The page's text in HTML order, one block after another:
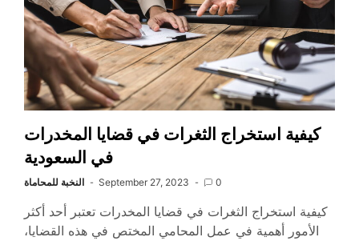
كيفية استخراج الثغرات في قضايا المخدرات
في السعودية
النخبة للمحاماة September 27, 2023 0
كيفية استخراج الثغرات في قضايا المخدرات تعتبر أحد أكثر
الأمور أهمية في عمل المحامي المختص في هذه القضايا،